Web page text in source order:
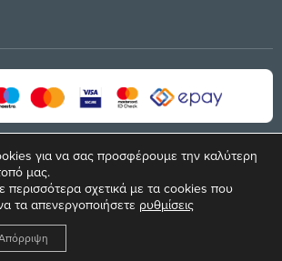
για να σας προσφέρουμε την καλύτερη
μας.
περισσότερα σχετικά με τα cookies που
τα απενεργοποιήσετε ρυθμίσεις